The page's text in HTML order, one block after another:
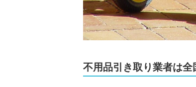
不用品引き取り業者は全